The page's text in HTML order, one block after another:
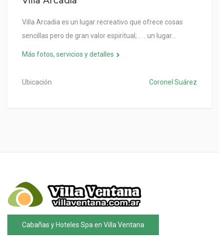
Villa Arcadia es un lugar recreativo que ofrece cosas
sencillas pero de gran valor espiritual; . . . un lugar…
Más fotos, servicios y detalles
Ubicación Coronel Suárez
Cabañas y Hoteles Spa en Villa Ventana